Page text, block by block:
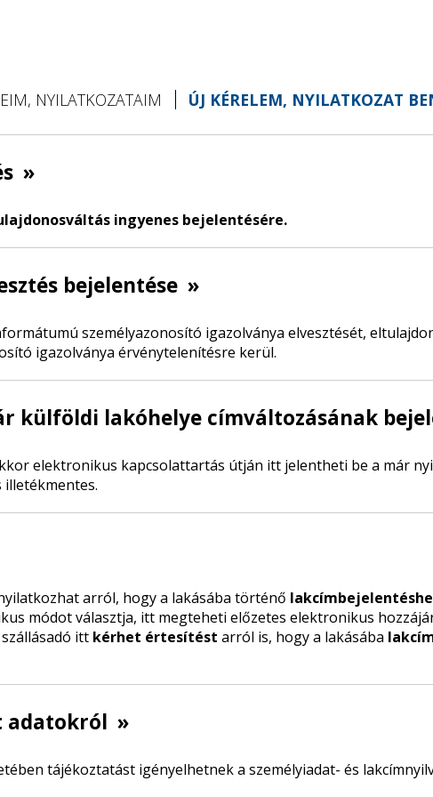
NYILATKOZATAIM ÚJ KÉRELEM, NYILATKOZAT
»
ingyenes bejelentésére.
bejelentése »
személyazonosító igazolványa elvesztését,
igazolványa érvénytelenítésre kerül.
külföldi lakóhelye címváltozásának
elektronikus kapcsolattartás útján itt jelentheti be a már
illetékmentes.
arról, hogy a lakásába történő
módot választja, itt megteheti előzetes elektronikus
itt kérhet értesítést arról is, hogy a lakásába
adatokról »
tájékoztatást igényelhetnek a személyiadat- és